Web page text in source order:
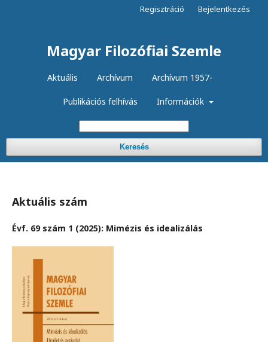
Magyar Filozófiai Szemle
Aktuális Archívum Archívum 1957-
Publikációs felhívás Információk
Keresés
Regisztráció Bejelentkezés
Aktuális szám
Évf. 69 szám 1 (2025): Mimézis és idealizálás